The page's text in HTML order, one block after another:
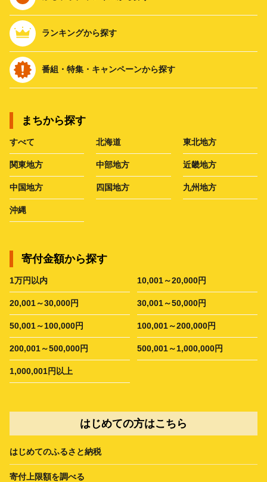
ランキングから探す
番組・特集・キャンペーンから探す
まちから探す
すべて 北海道 東北地方
関東地方 中部地方 近畿地方
中国地方 四国地方 九州地方
沖縄
寄付金額から探す
1万円以内 10,001～20,000円
20,001～30,000円 30,001～50,000円
50,001～100,000円 100,001～200,000円
200,001～500,000円 500,001～1,000,000円
1,000,001円以上
はじめての方はこちら
はじめてのふるさと納税
寄付上限額を調べる